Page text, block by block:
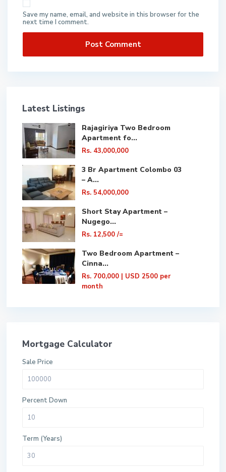
Save my name, email, and website in this browser for the
next time I comment.
Latest Listings
Rajagiriya Two Bedroom
Apartment fo...
Rs. 43,000,000
3 Br Apartment Colombo 03
– A...
Rs. 54,000,000
Short Stay Apartment –
Nugego...
Rs. 12,500/=
Two Bedroom Apartment –
Cinna...
Rs. 700,000 | USD 2500 per
month
Mortgage Calculator
Sale Price
Percent Down
Term (Years)